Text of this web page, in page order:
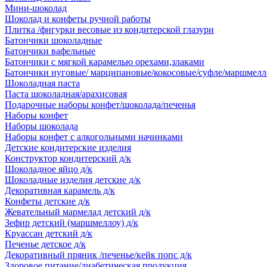
Мини-шоколад
Шоколад и конфеты ручной работы
Плитка /фигурки весовые из кондитерской глазури
Батончики шоколадные
Батончики вафельные
Батончики с мягкой карамелью орехами,злаками
Батончики нуговые/ марципановые/кокосовые/суфле/
Шоколадная паста
Паста шоколадная/арахисовая
Подарочные наборы конфет/шоколада/печенья
Наборы конфет
Наборы шоколада
Наборы конфет с алкогольными начинками
Детские кондитерские изделия
Конструктор кондитерский д/к
Шоколадное яйцо д/к
Шоколадные изделия детские д/к
Декоративная карамель д/к
Конфеты детские д/к
Жевательный мармелад детский д/к
Зефир детский (маршмеллоу) д/к
Круассан детский д/к
Печенье детское д/к
Декоративный пряник /печенье/кейк попс д/к